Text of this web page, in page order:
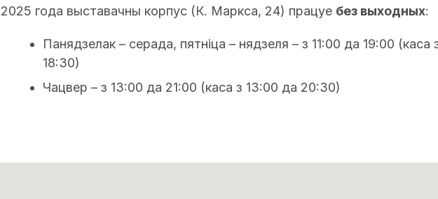
2025 года выставачны корпус (К. Маркса, 24) працуе без выходных:
Панядзелак – серада, пятніца – нядзеля – з 11:00 да 19:00 (каса
18:30)
Чацвер – з 13:00 да 21:00 (каса з 13:00 да 20:30)